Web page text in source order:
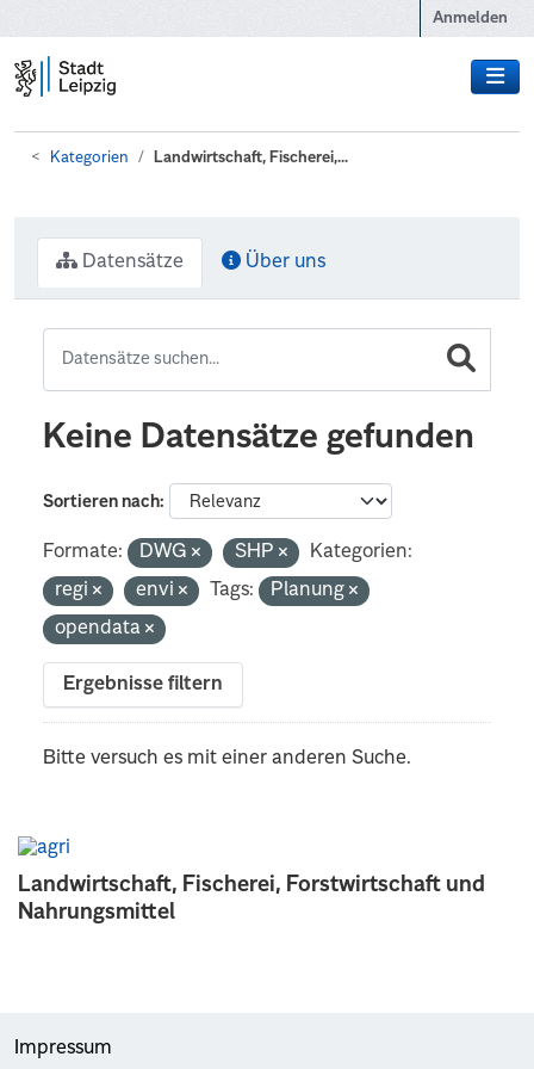
Anmelden
Kategorien Landwirtschaft, Fischerei,...
Landwirtschaft, Fischerei, Forstwirtschaft und
Nahrungsmittel
Datensätze Über uns
Keine Datensätze gefunden
Sortieren nach
Formate: DWG SHP
Kategorien:
regi
envi Tags:
Planung
opendata
Ergebnisse filtern
Bitte versuch es mit einer anderen Suche.
Impressum